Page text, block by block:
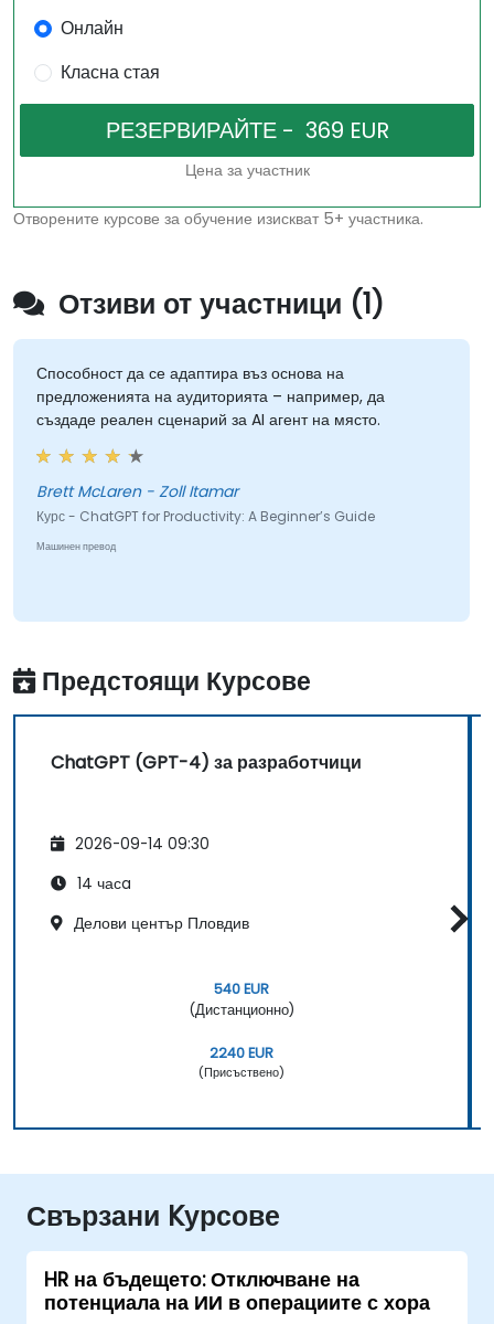
Онлайн
Класна стая
Цена за участник
Отворените курсове за обучение изискват 5+ участника.
Отзиви от участници (1)
Способност да се адаптира въз основа на
предложенията на аудиторията – например, да
създаде реален сценарий за AI агент на място.
Brett McLaren - Zoll Itamar
Курс - ChatGPT for Productivity: A Beginner’s Guide
Машинен превод
Предстоящи Курсове
ChatGPT (GPT-4) за разработчици
2026-09-14 09:30
14 часa
Делови център Пловдив
540 EUR
(Дистанционно)
2240 EUR
(Присъствено)
Свързани Kурсове
HR на бъдещето: Отключване на
потенциала на ИИ в операциите с хора